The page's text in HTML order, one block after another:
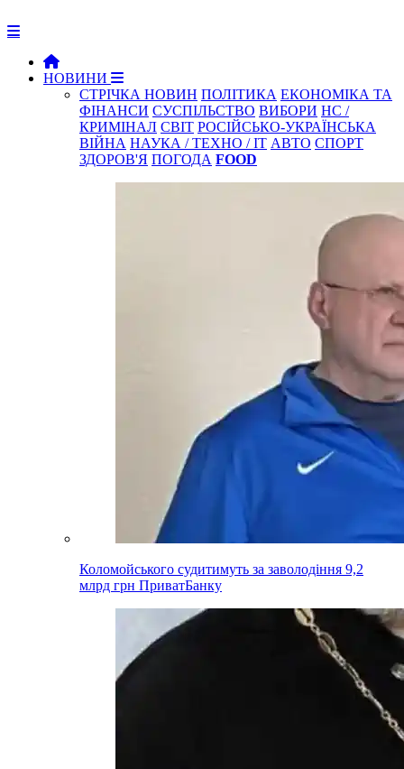
НОВИНИ
СТРІЧКА НОВИН ПОЛІТИКА ЕКОНОМІКА ТА
ФІНАНСИ СУСПІЛЬСТВО ВИБОРИ НС /
КРИМІНАЛ СВІТ РОСІЙСЬКО-УКРАЇНСЬКА
ВІЙНА НАУКА / ТЕХНО / IT АВТО СПОРТ
ЗДОРОВ'Я ПОГОДА FOOD
Коломойського судитимуть за заволодіння 9,2
млрд грн ПриватБанку